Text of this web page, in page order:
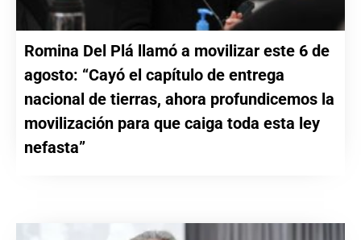
Romina Del Plá llamó a movilizar este 6 de
agosto: “Cayó el capítulo de entrega
nacional de tierras, ahora profundicemos la
movilización para que caiga toda esta ley
nefasta”